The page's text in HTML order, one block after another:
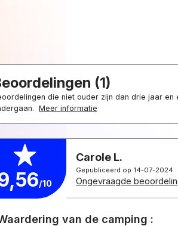
(1)
die niet ouder zijn dan drie jaar en
Meer informatie
/10
Carole L.
Gepubliceerd op 14-07-2024
Ongevraagde
van de camping :